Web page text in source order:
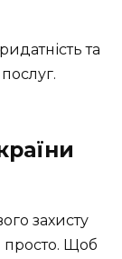
та
захисту
просто. Щоб